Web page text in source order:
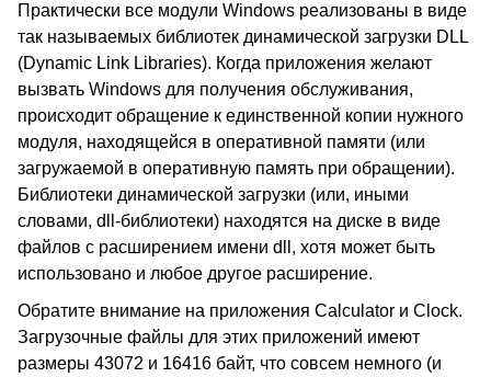
Практически все модули Windows реализованы в виде
так называемых библиотек динамической загрузки DLL
(Dynamic Link Libraries). Когда приложения желают
вызвать Windows для получения обслуживания,
происходит обращение к единственной копии нужного
модуля, находящейся в оперативной памяти (или
загружаемой в оперативную память при обращении).
Библиотеки динамической загрузки (или, иными
словами, dll-библиотеки) находятся на диске в виде
файлов с расширением имени dll, хотя может быть
использовано и любое другое расширение.
Обратите внимание на приложения Calculator и Clock.
Загрузочные файлы для этих приложений имеют
размеры 43072 и 16416 байт, что совсем немного (и